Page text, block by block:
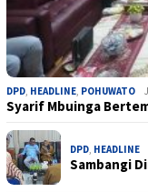
DPD, HEADLINE, POHUWATO
Syarif Mbuinga
DPD, HEADLINE
Sambangi